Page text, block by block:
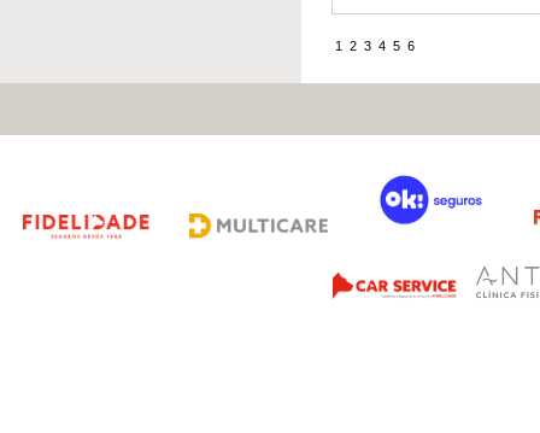
1 2 3 4 5 6